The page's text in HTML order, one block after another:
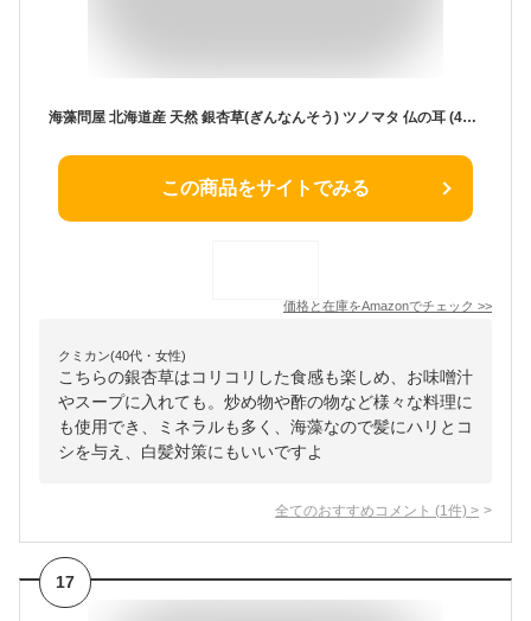
海藻問屋 北海道産 天然 銀杏草(ぎんなんそう) ツノマタ 仏の耳 (40g) 福みみ 海藻 珍味海藻 国産 みそ汁 酢の物 海藻サラダ 健康 自然食品 低カロリー食品
この商品をサイトでみる
価格と在庫をAmazonでチェック >>
クミカン(40代・女性)
こちらの銀杏草はコリコリした食感も楽しめ、お味噌汁
やスープに入れても。炒め物や酢の物など様々な料理に
も使用でき、ミネラルも多く、海藻なので髪にハリとコ
シを与え、白髪対策にもいいですよ
全てのおすすめコメント (1 件) >
17